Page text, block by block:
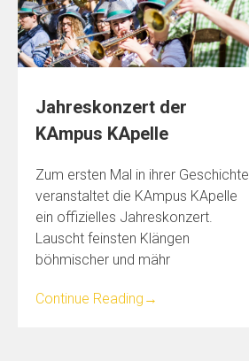
Jahreskonzert der
KAmpus KApelle
Zum ersten Mal in ihrer Geschichte
veranstaltet die KAmpus KApelle
ein offizielles Jahreskonzert.
Lauscht feinsten Klängen
böhmischer und mähr
Continue Reading →